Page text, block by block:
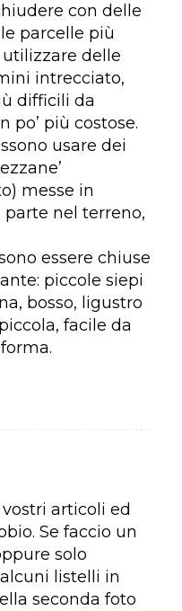
con delle
parcelle più
delle
intrecciato,
difficili da
po’ più costose.
usare dei
messe in
nel terreno,
essere chiuse
piccole siepi
bosso, ligustro
facile da
articoli ed
Se faccio un
solo
listelli in
seconda foto